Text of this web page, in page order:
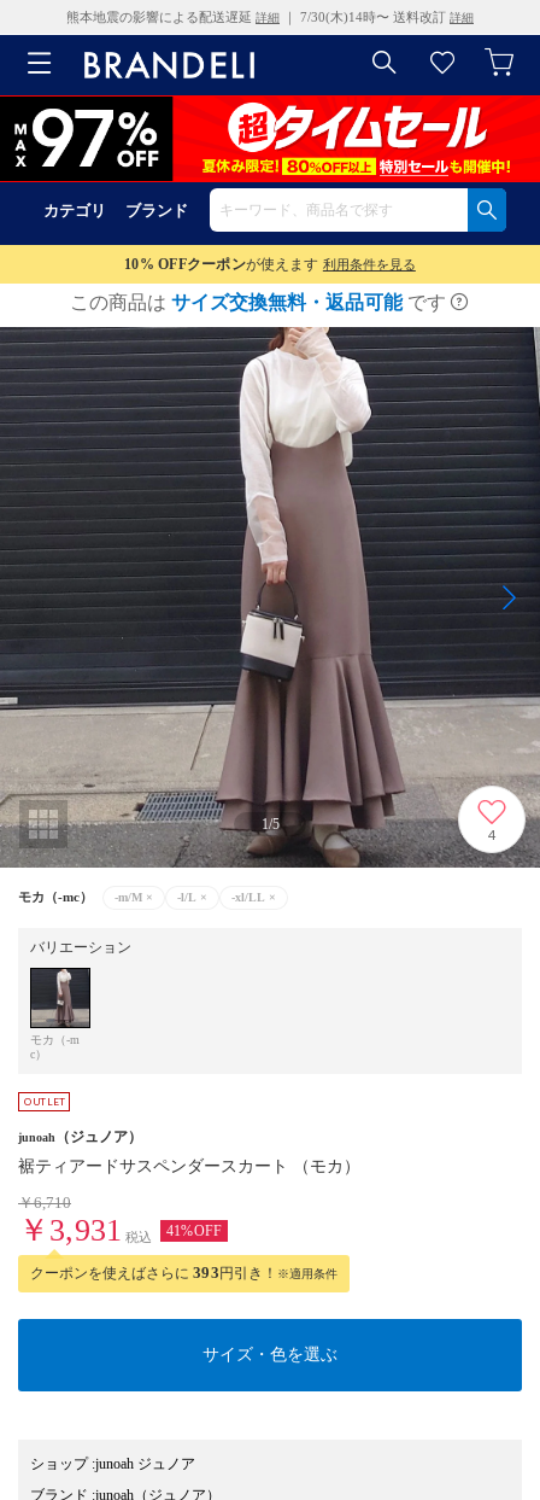
熊本地震の影響による配送遅延 詳細 ｜ 7/30(木)14時〜 送料改訂 詳細
カテゴリ ブランド
10% OFFクーポンが使えます 利用条件を見る
この商品は サイズ交換無料・返品可能 です
1/5
4
モカ（-mc） -m/M × -l/L × -xl/LL ×
バリエーション
モカ（-m
c）
junoah （ジュノア）
裾ティアードサスペンダースカート （モカ）
￥6,710
￥3,931 税込 41%OFF
クーポンを使えばさらに 393円引き！ ※適用条件
サイズ・色を選ぶ
ショップ:junoah ジュノア
ブランド :junoah （ジュノア）